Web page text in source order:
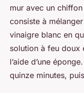
mur avec un
consiste à
vinaigre blanc en
solution à feu doux
l’aide d’une
quinze minutes,